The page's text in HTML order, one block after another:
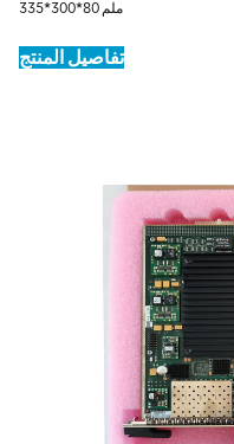
335*300*80 ملم
تفاصيل المنتج